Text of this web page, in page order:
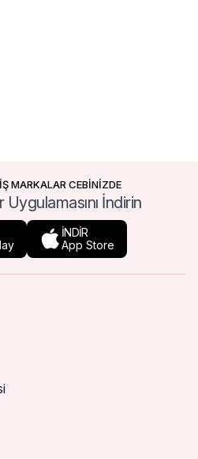
MARKALAR CEBİNİZDE
İndirin
İNDİR
App Store